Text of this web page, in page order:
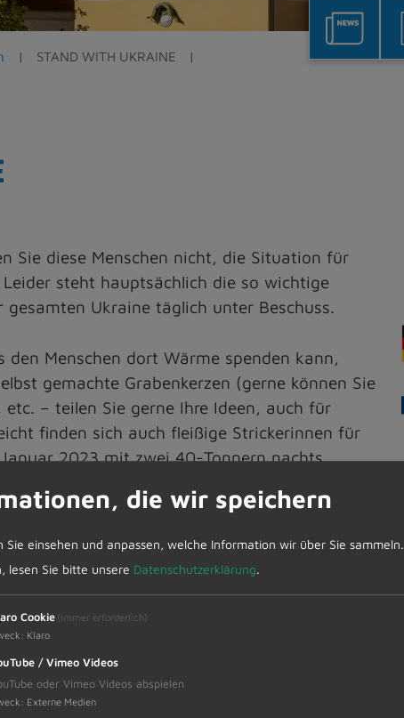
STAND WITH UKRAINE
Sie diese Menschen nicht, die Situation für
steht hauptsächlich die so wichtige
Ukraine täglich unter Beschuss.
Menschen dort Wärme spenden kann,
gemachte Grabenkerzen (gerne können Sie
– teilen Sie gerne Ihre Ideen, auch für
finden sich auch fleißige Strickerinnen für
2023 mit zwei 40-Tonnern nachts
wird dort von den Menschen so sehr
die Menschen haben kaum Strom / Wasser
Täglich erreichen uns Hilferufe aus
im Moment fast täglich von Kiew und Lwiw
selbst an die Frontlinien nach Soledar und
begeben sich dort ständig in Lebensgefahr.
Kriegsverletzten, der beide Beine und
die wir speichern
Sie einsehen und anpassen, welche Information wir über Sie sammeln.
lesen Sie bitte unsere Datenschutzerklärung.
Cookie (immer erforderlich)
: Klaro
/ Vimeo Videos
oder Vimeo Videos abspielen
: Externe Medien